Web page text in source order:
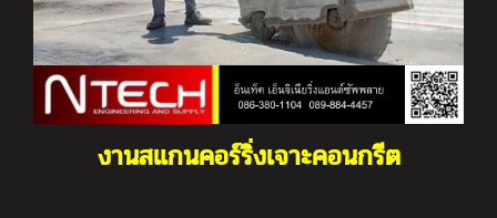
งานสแกนคอร์ริ่งเจาะคอนกรีต